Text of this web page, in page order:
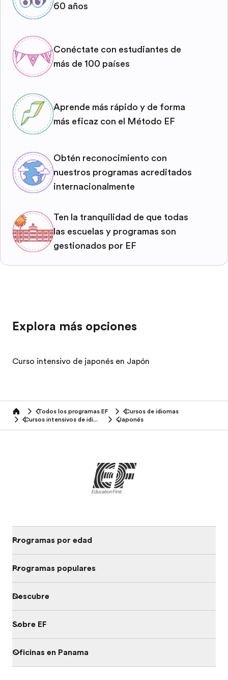
60 años
Conéctate con estudiantes de
más de 100 países
Aprende más rápido y de forma
más eficaz con el Método EF
Obtén reconocimiento con
nuestros programas acreditados
internacionalmente
Ten la tranquilidad de que todas
las escuelas y programas son
gestionados por EF
Explora más opciones
Curso intensivo de japonés en Japón
home Todos los programas EF
Cursos de idiomas
Cursos intensivos de idiomas
Japonés
Programas por edad
Programas populares
Descubre
Sobre EF
Oficinas en Panama